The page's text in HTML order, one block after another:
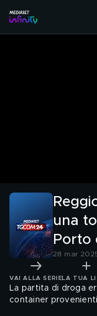
una
Porto
28 mar
VAI ALLA SERIE LA TUA
La partita di droga
container